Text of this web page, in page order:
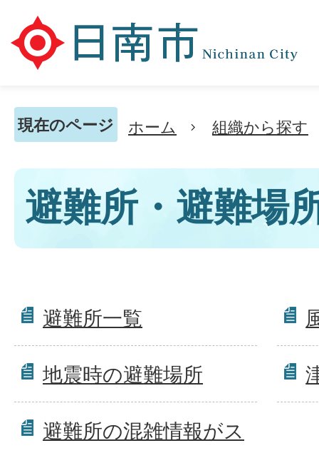
現在のページ ホーム 組織から探す
避難所・避難場
避難所一覧
地震時の避難場所
避難所の混雑情報がス